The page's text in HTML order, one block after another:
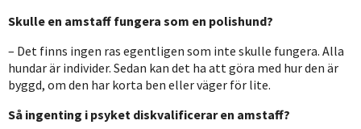
Skulle en amstaff fungera som en polishund?
– Det finns ingen ras egentligen som inte skulle fungera. Alla
hundar är individer. Sedan kan det ha att göra med hur den är
byggd, om den har korta ben eller väger för lite.
Så ingenting i psyket diskvalificerar en amstaff?